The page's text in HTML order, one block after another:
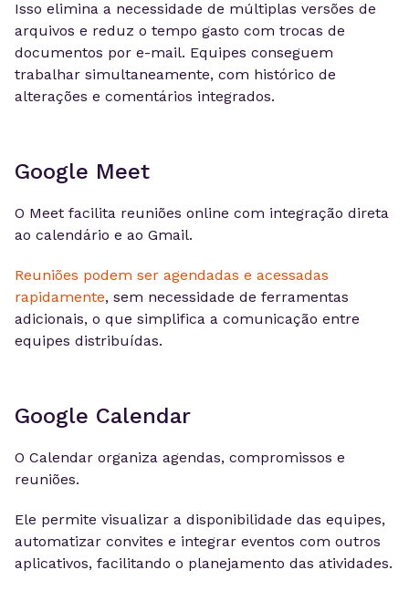
Isso elimina a necessidade de múltiplas versões de
arquivos e reduz o tempo gasto com trocas de
documentos por e-mail. Equipes conseguem
trabalhar simultaneamente, com histórico de
alterações e comentários integrados.
Google Meet
O Meet facilita reuniões online com integração direta
ao calendário e ao Gmail.
Reuniões podem ser agendadas e acessadas
rapidamente, sem necessidade de ferramentas
adicionais, o que simplifica a comunicação entre
equipes distribuídas.
Google Calendar
O Calendar organiza agendas, compromissos e
reuniões.
Ele permite visualizar a disponibilidade das equipes,
automatizar convites e integrar eventos com outros
aplicativos, facilitando o planejamento das atividades.